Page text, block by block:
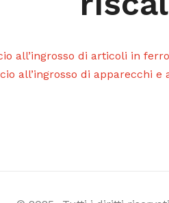
all’ingrosso di articoli in
all’ingrosso di apparecchi